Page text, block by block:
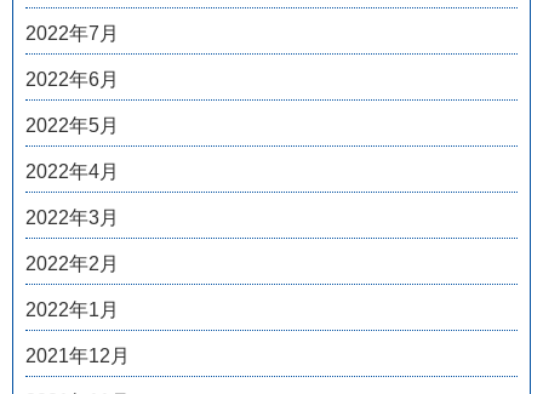
2022年7月
2022年6月
2022年5月
2022年4月
2022年3月
2022年2月
2022年1月
2021年12月